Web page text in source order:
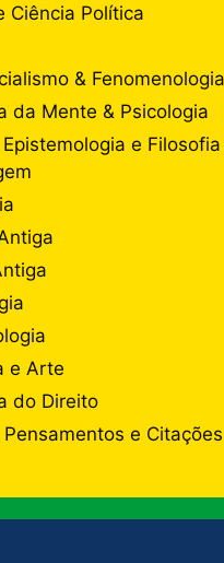
Ciência Política
& Fenomenologia
da Mente & Psicologia
e
e Arte
do Direito
Pensamentos e Citações